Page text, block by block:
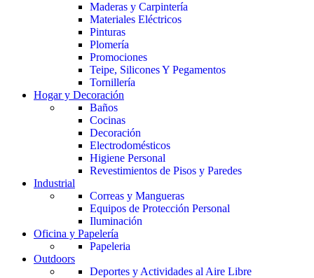
Maderas y Carpintería
Materiales Eléctricos
Pinturas
Plomería
Promociones
Teipe, Silicones Y Pegamentos
Tornillería
Hogar y Decoración
Baños
Cocinas
Decoración
Electrodomésticos
Higiene Personal
Revestimientos de Pisos y Paredes
Industrial
Correas y Mangueras
Equipos de Protección Personal
Iluminación
Oficina y Papelería
Papeleria
Outdoors
Deportes y Actividades al Aire Libre